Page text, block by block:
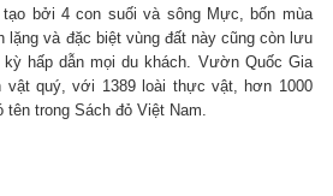
bởi 4 con suối và sông Mực, bốn mùa
lặng và đặc biệt vùng đất này cũng còn lưu
hấp dẫn mọi du khách. Vườn Quốc Gia
vật quý, với 1389 loài thực vật, hơn 1000
tên trong Sách đỏ Việt Nam.